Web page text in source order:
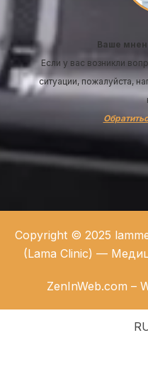
Ваше
Если у вас возникли
ситуации, пожалуйста,
Copyright © 2025
(Lama Clinic) —
ZenInWeb.com –